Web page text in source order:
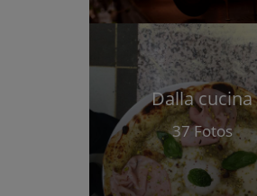
Dalla cucina
37 Fotos